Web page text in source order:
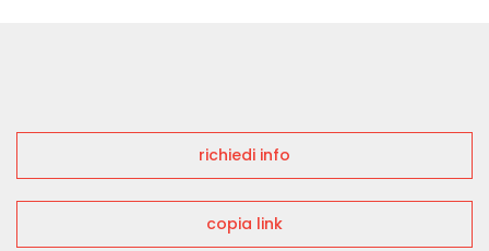
richiedi info
copia link